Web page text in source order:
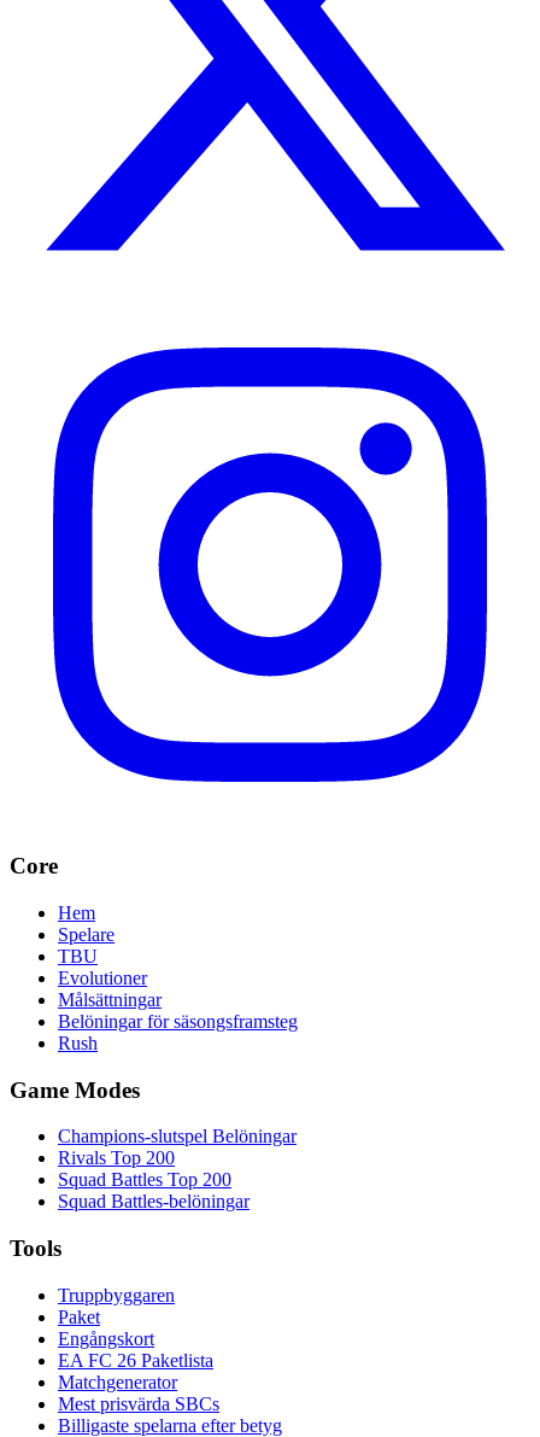
Core
Hem
Spelare
TBU
Evolutioner
Målsättningar
Belöningar för säsongsframsteg
Rush
Game Modes
Champions-slutspel Belöningar
Rivals Top 200
Squad Battles Top 200
Squad Battles-belöningar
Tools
Truppbyggaren
Paket
Engångskort
EA FC 26 Paketlista
Matchgenerator
Mest prisvärda SBCs
Billigaste spelarna efter betyg